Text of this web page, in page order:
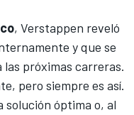
, Verstappen reveló
y que se
las próximas carreras.
pero siempre es así.
óptima o, al